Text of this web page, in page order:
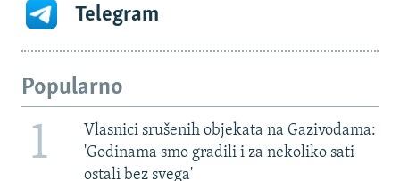
Telegram
Popularno
1
Vlasnici srušenih objekata na Gazivodama:
'Godinama smo gradili i za nekoliko sati
ostali bez svega'